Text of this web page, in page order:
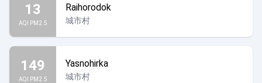
13
AQI PM2.5
Raihorodok
城市村
149
AQI PM2.5
Yasnohirka
城市村